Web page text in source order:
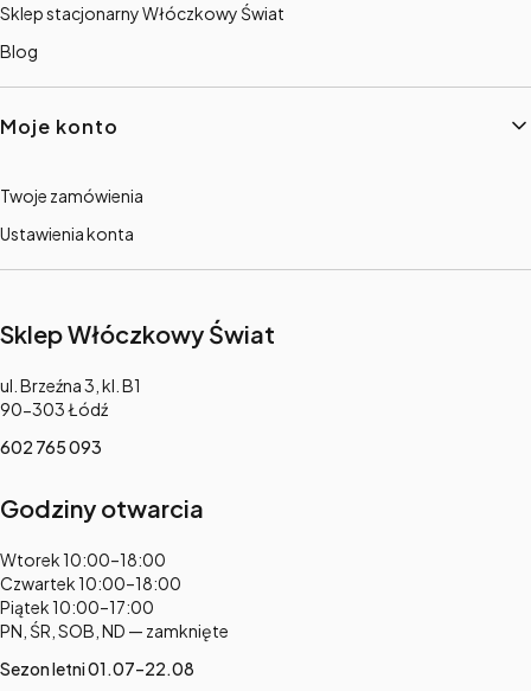
Sklep stacjonarny Włóczkowy Świat
Blog
Moje konto
Twoje zamówienia
Ustawienia konta
Sklep Włóczkowy Świat
Adres:
ul. Brzeźna 3, kl. B1
90-303 Łódź
602 765 093
Godziny otwarcia
Adres:
Wtorek 10:00–18:00
Czwartek 10:00–18:00
Piątek 10:00–17:00
PN, ŚR, SOB, ND — zamknięte
Sezon letni 01.07–22.08